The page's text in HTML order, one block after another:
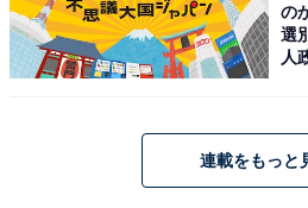
の
選
人
連載をもっと